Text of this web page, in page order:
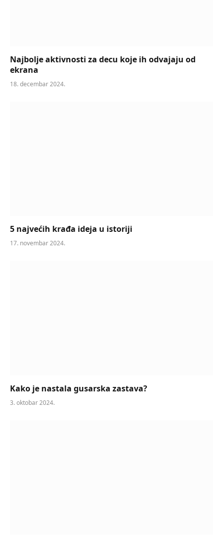
Najbolje aktivnosti za decu koje ih odvajaju od
ekrana
18. decembar 2024.
5 najvećih krađa ideja u istoriji
17. novembar 2024.
Kako je nastala gusarska zastava?
3. oktobar 2024.